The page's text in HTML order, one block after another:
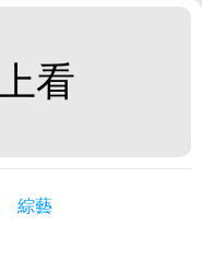
看
綜藝